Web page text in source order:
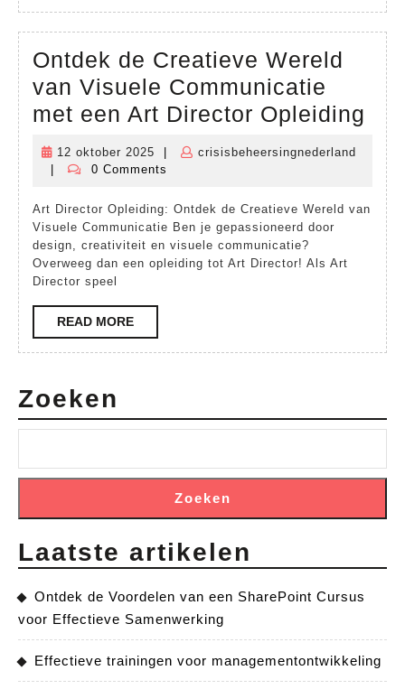
Ontdek de Creatieve Wereld
van Visuele Communicatie
met een Art Director Opleiding
de
van
met
een
Art
12 oktober 2025
12
oktober
crisisbeheersingnederland
crisisbeheersingnederland
0 Comments
Art Director Opleiding: Ontdek de Creatieve Wereld van
Visuele Communicatie Ben je gepassioneerd door
design, creativiteit en visuele communicatie?
Overweeg dan een opleiding tot Art Director! Als Art
Director speel
READ MOREREAD
MORE
Zoeken
Zoeken
Laatste artikelen
Ontdek de Voordelen van een SharePoint Cursus
voor Effectieve Samenwerking
Effectieve trainingen voor managementontwikkeling